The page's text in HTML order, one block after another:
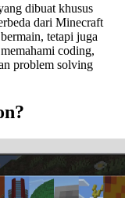
dibuat khusus
dari Minecraft
tetapi juga
coding,
problem solving